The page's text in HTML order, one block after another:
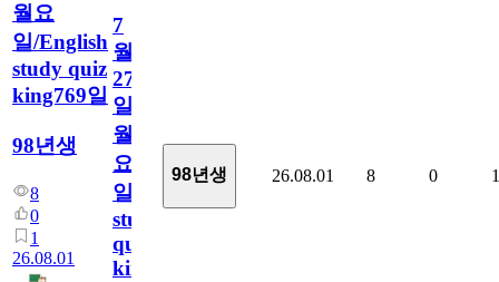
월요
일/English
study quiz
king769일
98년생
8
0
1
26.08.01
7
월
27
일
월
요
일/English
study
quiz
king769
98년생 26.08.01 8 0 1